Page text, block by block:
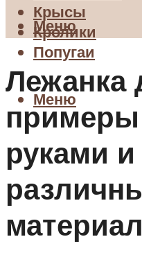
Крысы
Кролики
Попугаи
Меню
Меню
Лежанка
руками и